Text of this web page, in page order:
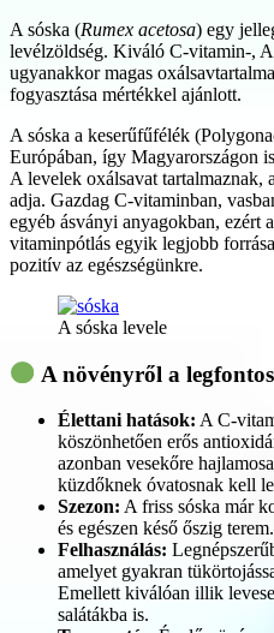
A sóska (Rumex acetosa) egy
levélzöldség. Kiváló C-vitamin-,
ugyanakkor magas
fogyasztása mértékkel ajánlott.
A sóska a keserűfűfélék
Európában, így Magyarországon
A levelek oxálsavat tartalmaznak,
adja. Gazdag C-vitaminban,
egyéb ásványi anyagokban, ezért
vitaminpótlás egyik legjobb
pozitív az egészségünkre.
A sóska levele
A növényről a
Élettani hatások: A C-
köszönhetően erős
azonban vesekőre
küzdőknek óvatosnak kell
Szezon: A friss sóska már
és egészen késő őszig terem.
Felhasználás:
amelyet gyakran
Emellett kiválóan illik
salátákba is.